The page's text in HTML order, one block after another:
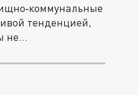
тенденцией,
не...